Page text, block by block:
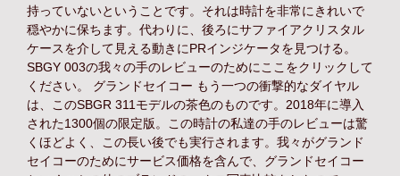
持っていないということです。それは時計を非常にきれいで
穏やかに保ちます。代わりに、後ろにサファイアクリスタル
ケースを介して見える動きにPRインジケータを見つける。
SBGY 003の我々の手のレビューのためにここをクリックして
ください。 グランドセイコー もう一つの衝撃的なダイヤル
は、このSBGR 311モデルの茶色のものです。2018年に導入
された1300個の限定版。この時計の私達の手のレビューは驚
くほどよく、この長い後でも実行されます。我々がグランド
セイコーのためにサービス価格を含んで、グランドセイコー